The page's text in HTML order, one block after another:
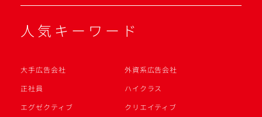
人気キーワード
大手広告会社
外資系広告会社
正社員
ハイクラス
エグゼクティブ
クリエイティブ